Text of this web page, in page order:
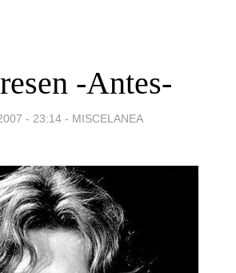
-Antes-
- 23:14 - MISCELANEA